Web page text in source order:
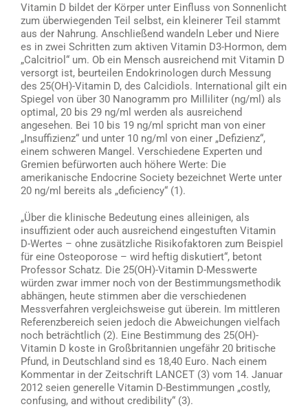
Vitamin D bildet der Körper unter Einfluss von Sonnenlicht
zum überwiegenden Teil selbst, ein kleinerer Teil stammt
aus der Nahrung. Anschließend wandeln Leber und Niere
es in zwei Schritten zum aktiven Vitamin D3-Hormon, dem
„Calcitriol“ um. Ob ein Mensch ausreichend mit Vitamin D
versorgt ist, beurteilen Endokrinologen durch Messung
des 25(OH)-Vitamin D, des Calcidiols. International gilt ein
Spiegel von über 30 Nanogramm pro Milliliter (ng/ml) als
optimal, 20 bis 29 ng/ml werden als ausreichend
angesehen. Bei 10 bis 19 ng/ml spricht man von einer
„Insuffizienz“ und unter 10 ng/ml von einer „Defizienz“,
einem schweren Mangel. Verschiedene Experten und
Gremien befürworten auch höhere Werte: Die
amerikanische Endocrine Society bezeichnet Werte unter
20 ng/ml bereits als „deficiency“ (1).
„Über die klinische Bedeutung eines alleinigen, als
insuffizient oder auch ausreichend eingestuften Vitamin
D-Wertes – ohne zusätzliche Risikofaktoren zum Beispiel
für eine Osteoporose – wird heftig diskutiert“, betont
Professor Schatz. Die 25(OH)-Vitamin D-Messwerte
würden zwar immer noch von der Bestimmungsmethodik
abhängen, heute stimmen aber die verschiedenen
Messverfahren vergleichsweise gut überein. Im mittleren
Referenzbereich seien jedoch die Abweichungen vielfach
noch beträchtlich (2). Eine Bestimmung des 25(OH)-
Vitamin D koste in Großbritannien ungefähr 20 britische
Pfund, in Deutschland sind es 18,40 Euro. Nach einem
Kommentar in der Zeitschrift LANCET (3) vom 14. Januar
2012 seien generelle Vitamin D-Bestimmungen „costly,
confusing, and without credibility“ (3).